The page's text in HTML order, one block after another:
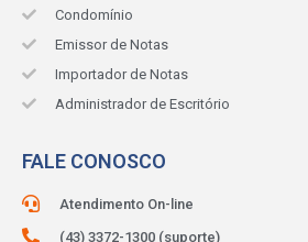
Condomínio
Emissor de Notas
Importador de Notas
Administrador de Escritório
FALE CONOSCO
Atendimento On-line
(43) 3372-1300 (suporte)